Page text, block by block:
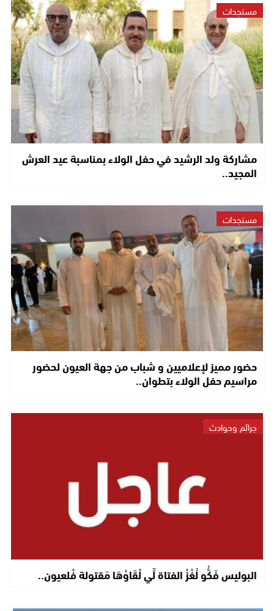
مستجدات
مشاركة ولد الرشيد في حفل الولاء بمناسبة عيد العرش
المجيد..
مستجدات
حضور مميز لإعلاميين و شباب من جهة العيون لحضور
مراسيم حفل الولاء بتطوان..
جرائم وحوادث
البوليس فَكُّو لُغْزْ الفتاة لِّي لْقَاوْهَا مَقتولة فْلعيون..